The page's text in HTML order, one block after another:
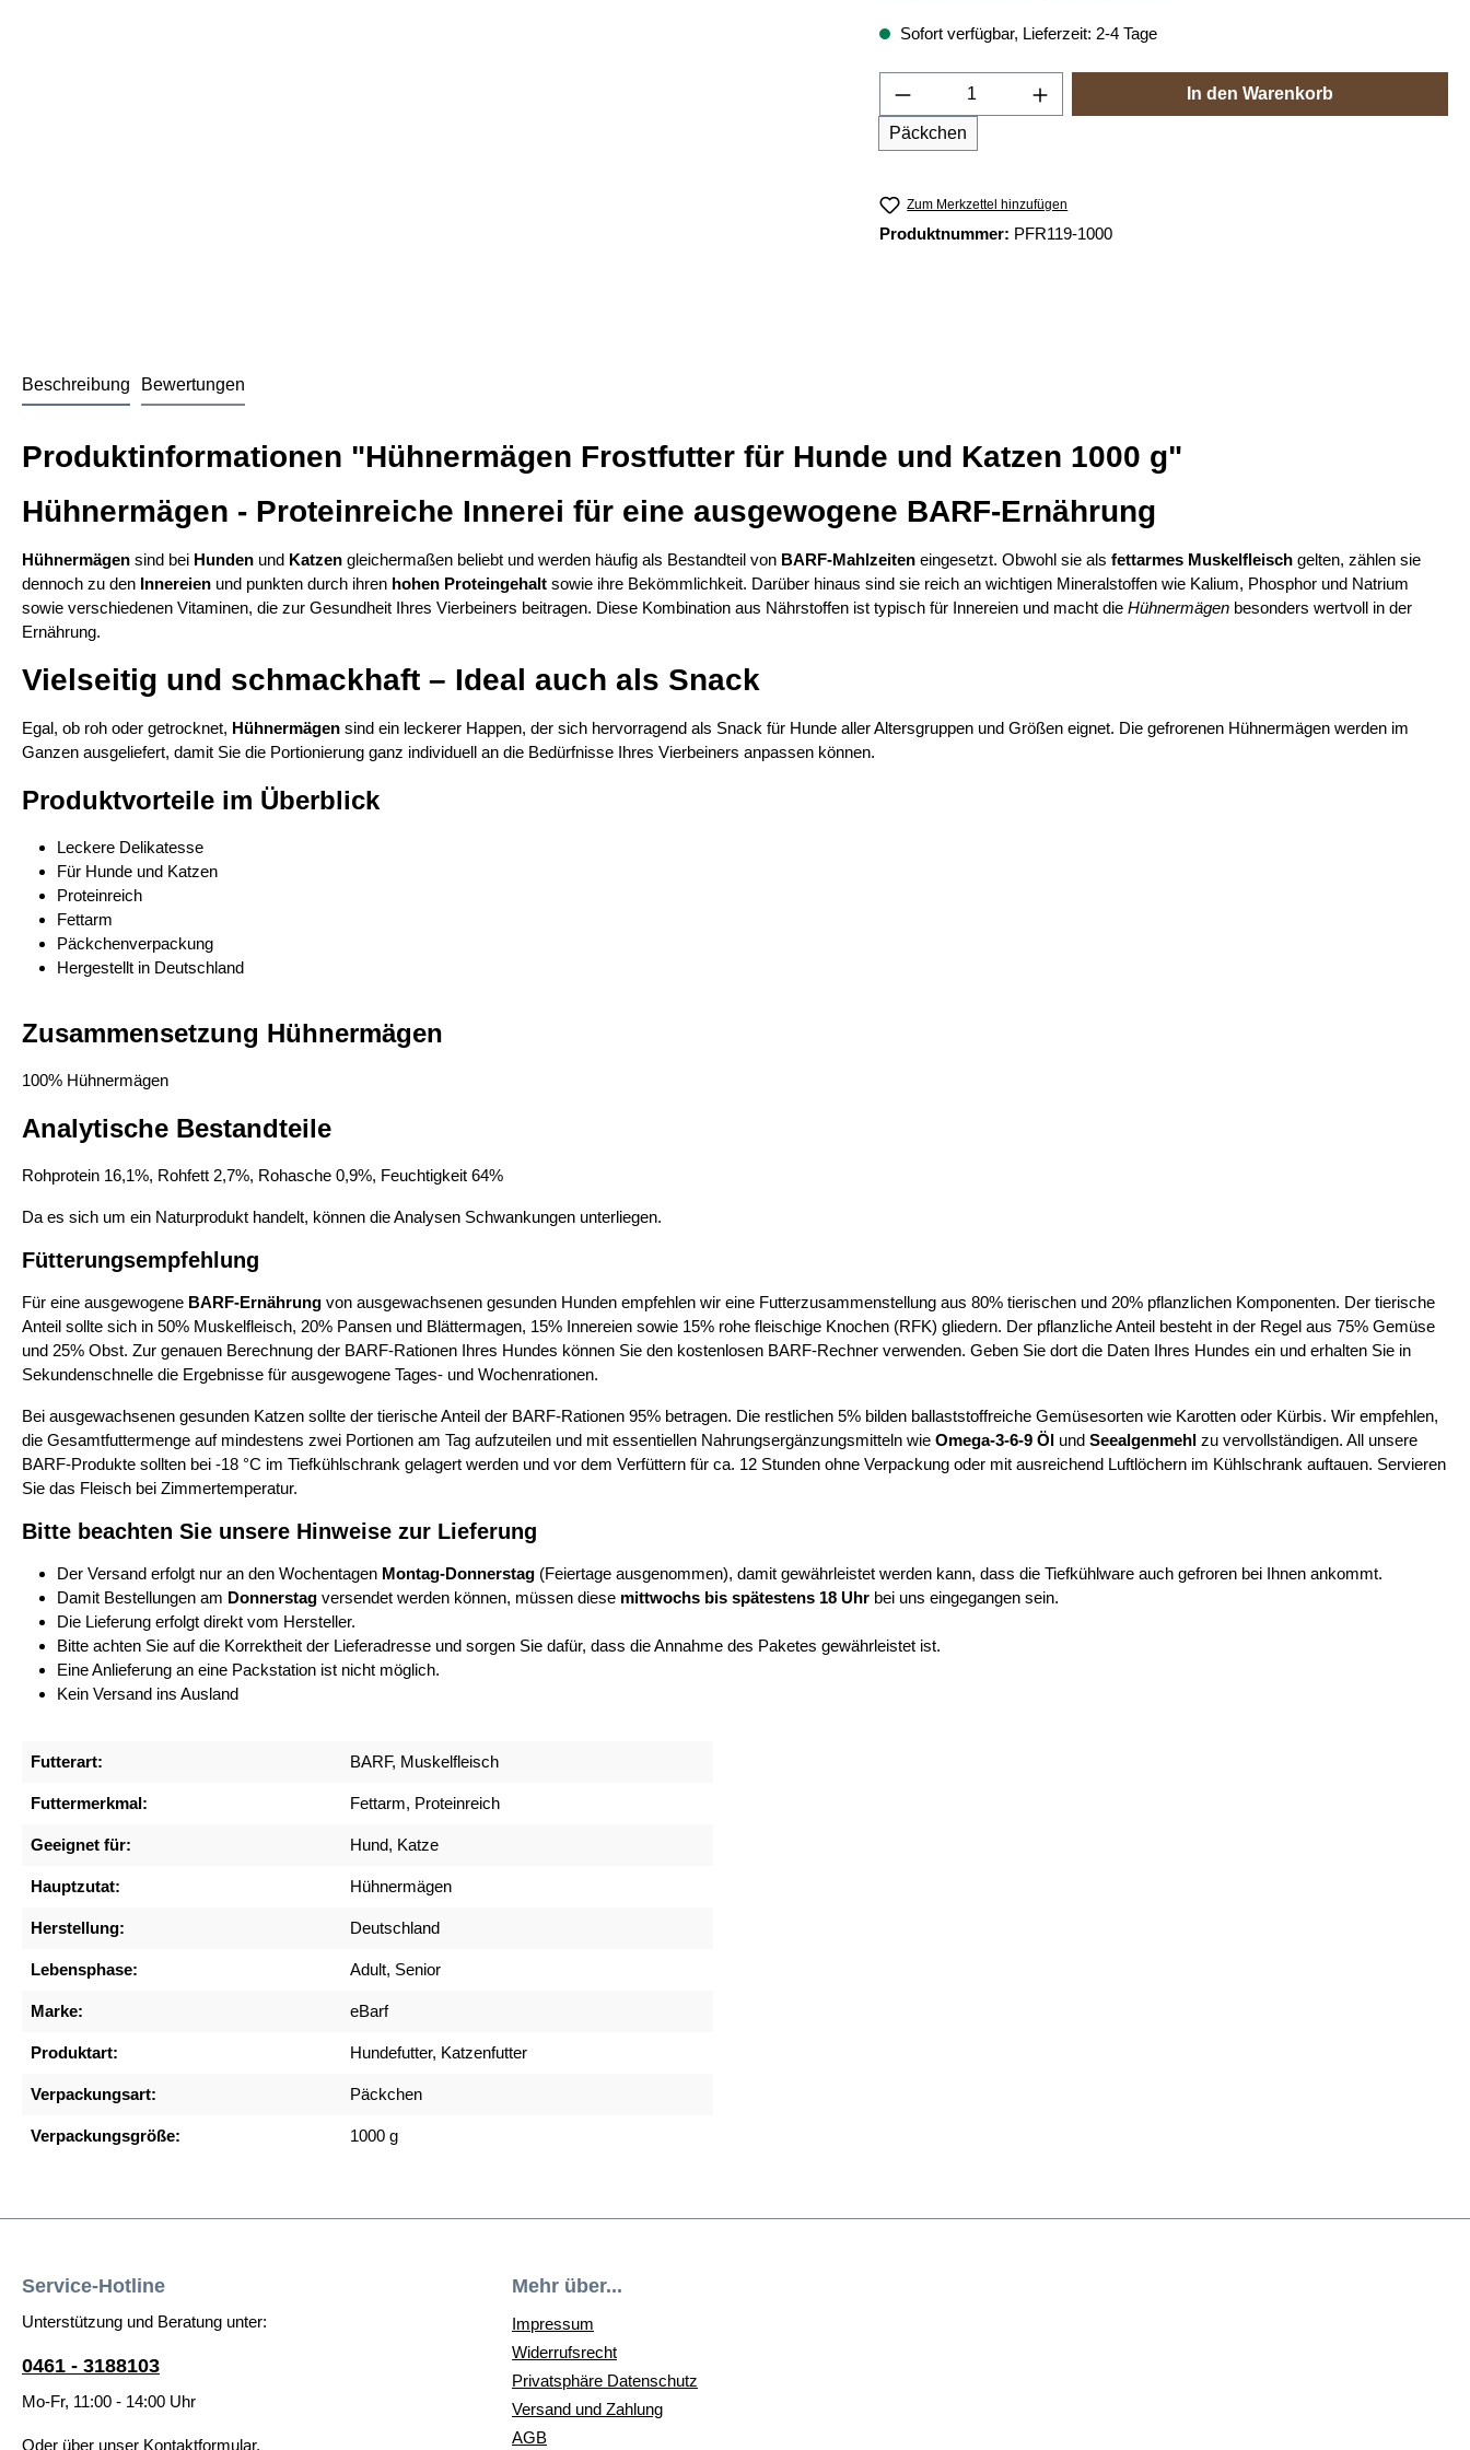
Sofort verfügbar, Lieferzeit: 2-4 Tage
Produkt Anzahl: Gib den gewünschten Wert ein
Päckchen
In den Warenkorb
Zum Merkzettel hinzufügen
Produktnummer: PFR119-1000
Beschreibung Bewertungen
Produktinformationen "Hühnermägen Frostfutter für Hunde und Katzen 1000 g"
Hühnermägen - Proteinreiche Innerei für eine ausgewogene BARF-Ernährung
Hühnermägen sind bei Hunden und Katzen gleichermaßen beliebt und werden häufig als Bestandteil von BARF-Mahlzeiten eingesetzt. Obwohl sie als fettarmes Muskelfleisch gelten, zählen sie
dennoch zu den Innereien und punkten durch ihren hohen Proteingehalt sowie ihre Bekömmlichkeit. Darüber hinaus sind sie reich an wichtigen Mineralstoffen wie Kalium, Phosphor und Natrium
sowie verschiedenen Vitaminen, die zur Gesundheit Ihres Vierbeiners beitragen. Diese Kombination aus Nährstoffen ist typisch für Innereien und macht die Hühnermägen besonders wertvoll in der
Ernährung.
Vielseitig und schmackhaft – Ideal auch als Snack
Egal, ob roh oder getrocknet, Hühnermägen sind ein leckerer Happen, der sich hervorragend als Snack für Hunde aller Altersgruppen und Größen eignet. Die gefrorenen Hühnermägen werden im
Ganzen ausgeliefert, damit Sie die Portionierung ganz individuell an die Bedürfnisse Ihres Vierbeiners anpassen können.
Produktvorteile im Überblick
Leckere Delikatesse
Für Hunde und Katzen
Proteinreich
Fettarm
Päckchenverpackung
Hergestellt in Deutschland
Zusammensetzung Hühnermägen
100% Hühnermägen
Analytische Bestandteile
Rohprotein 16,1%, Rohfett 2,7%, Rohasche 0,9%, Feuchtigkeit 64%
Da es sich um ein Naturprodukt handelt, können die Analysen Schwankungen unterliegen.
Fütterungsempfehlung
Für eine ausgewogene BARF-Ernährung von ausgewachsenen gesunden Hunden empfehlen wir eine Futterzusammenstellung aus 80% tierischen und 20% pflanzlichen Komponenten. Der tierische
Anteil sollte sich in 50% Muskelfleisch, 20% Pansen und Blättermagen, 15% Innereien sowie 15% rohe fleischige Knochen (RFK) gliedern. Der pflanzliche Anteil besteht in der Regel aus 75% Gemüse
und 25% Obst. Zur genauen Berechnung der BARF-Rationen Ihres Hundes können Sie den kostenlosen BARF-Rechner verwenden. Geben Sie dort die Daten Ihres Hundes ein und erhalten Sie in
Sekundenschnelle die Ergebnisse für ausgewogene Tages- und Wochenrationen.
Bei ausgewachsenen gesunden Katzen sollte der tierische Anteil der BARF-Rationen 95% betragen. Die restlichen 5% bilden ballaststoffreiche Gemüsesorten wie Karotten oder Kürbis. Wir empfehlen,
die Gesamtfuttermenge auf mindestens zwei Portionen am Tag aufzuteilen und mit essentiellen Nahrungsergänzungsmitteln wie Omega-3-6-9 Öl und Seealgenmehl zu vervollständigen. All unsere
BARF-Produkte sollten bei -18 °C im Tiefkühlschrank gelagert werden und vor dem Verfüttern für ca. 12 Stunden ohne Verpackung oder mit ausreichend Luftlöchern im Kühlschrank auftauen. Servieren
Sie das Fleisch bei Zimmertemperatur.
Bitte beachten Sie unsere Hinweise zur Lieferung
Der Versand erfolgt nur an den Wochentagen Montag-Donnerstag (Feiertage ausgenommen), damit gewährleistet werden kann, dass die Tiefkühlware auch gefroren bei Ihnen ankommt.
Damit Bestellungen am Donnerstag versendet werden können, müssen diese mittwochs bis spätestens 18 Uhr bei uns eingegangen sein.
Die Lieferung erfolgt direkt vom Hersteller.
Bitte achten Sie auf die Korrektheit der Lieferadresse und sorgen Sie dafür, dass die Annahme des Paketes gewährleistet ist.
Eine Anlieferung an eine Packstation ist nicht möglich.
Kein Versand ins Ausland
Futterart: BARF, Muskelfleisch
Futtermerkmal: Fettarm, Proteinreich
Geeignet für: Hund, Katze
Hauptzutat: Hühnermägen
Herstellung: Deutschland
Lebensphase: Adult, Senior
Marke: eBarf
Produktart: Hundefutter, Katzenfutter
Verpackungsart: Päckchen
Verpackungsgröße: 1000 g
Service-Hotline
Unterstützung und Beratung unter:
0461 - 3188103
Mo-Fr, 11:00 - 14:00 Uhr
Oder über unser Kontaktformular.
Mehr über...
Impressum
Widerrufsrecht
Privatsphäre Datenschutz
Versand und Zahlung
AGB